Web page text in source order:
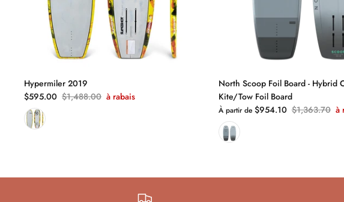
Hypermiler 2019
$595.00 $1,488.00 à rabais
North Scoop Foil Board - Hybrid
Kite/Tow Foil Board
À partir de $954.10 $1,363.70 à